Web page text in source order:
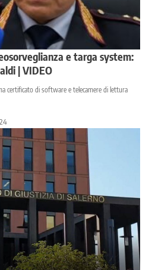
e targa system:
| VIDEO
certificato di software e telecamere di lettura